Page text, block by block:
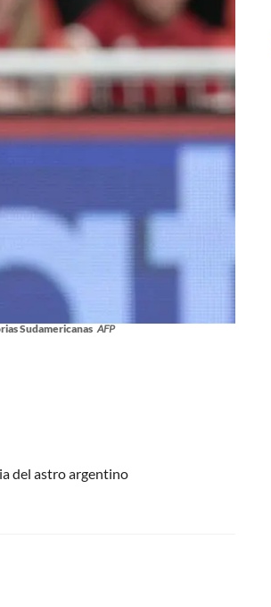
Sudamericanas AFP
del astro argentino